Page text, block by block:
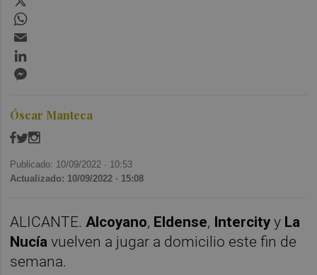
Óscar Manteca
Publicado: 10/09/2022 · 10:53
Actualizado: 10/09/2022 · 15:08
ALICANTE.Alcoyano, Eldense, Intercityy La
Nucía vuelven a jugar a domicilio este fin de
semana.